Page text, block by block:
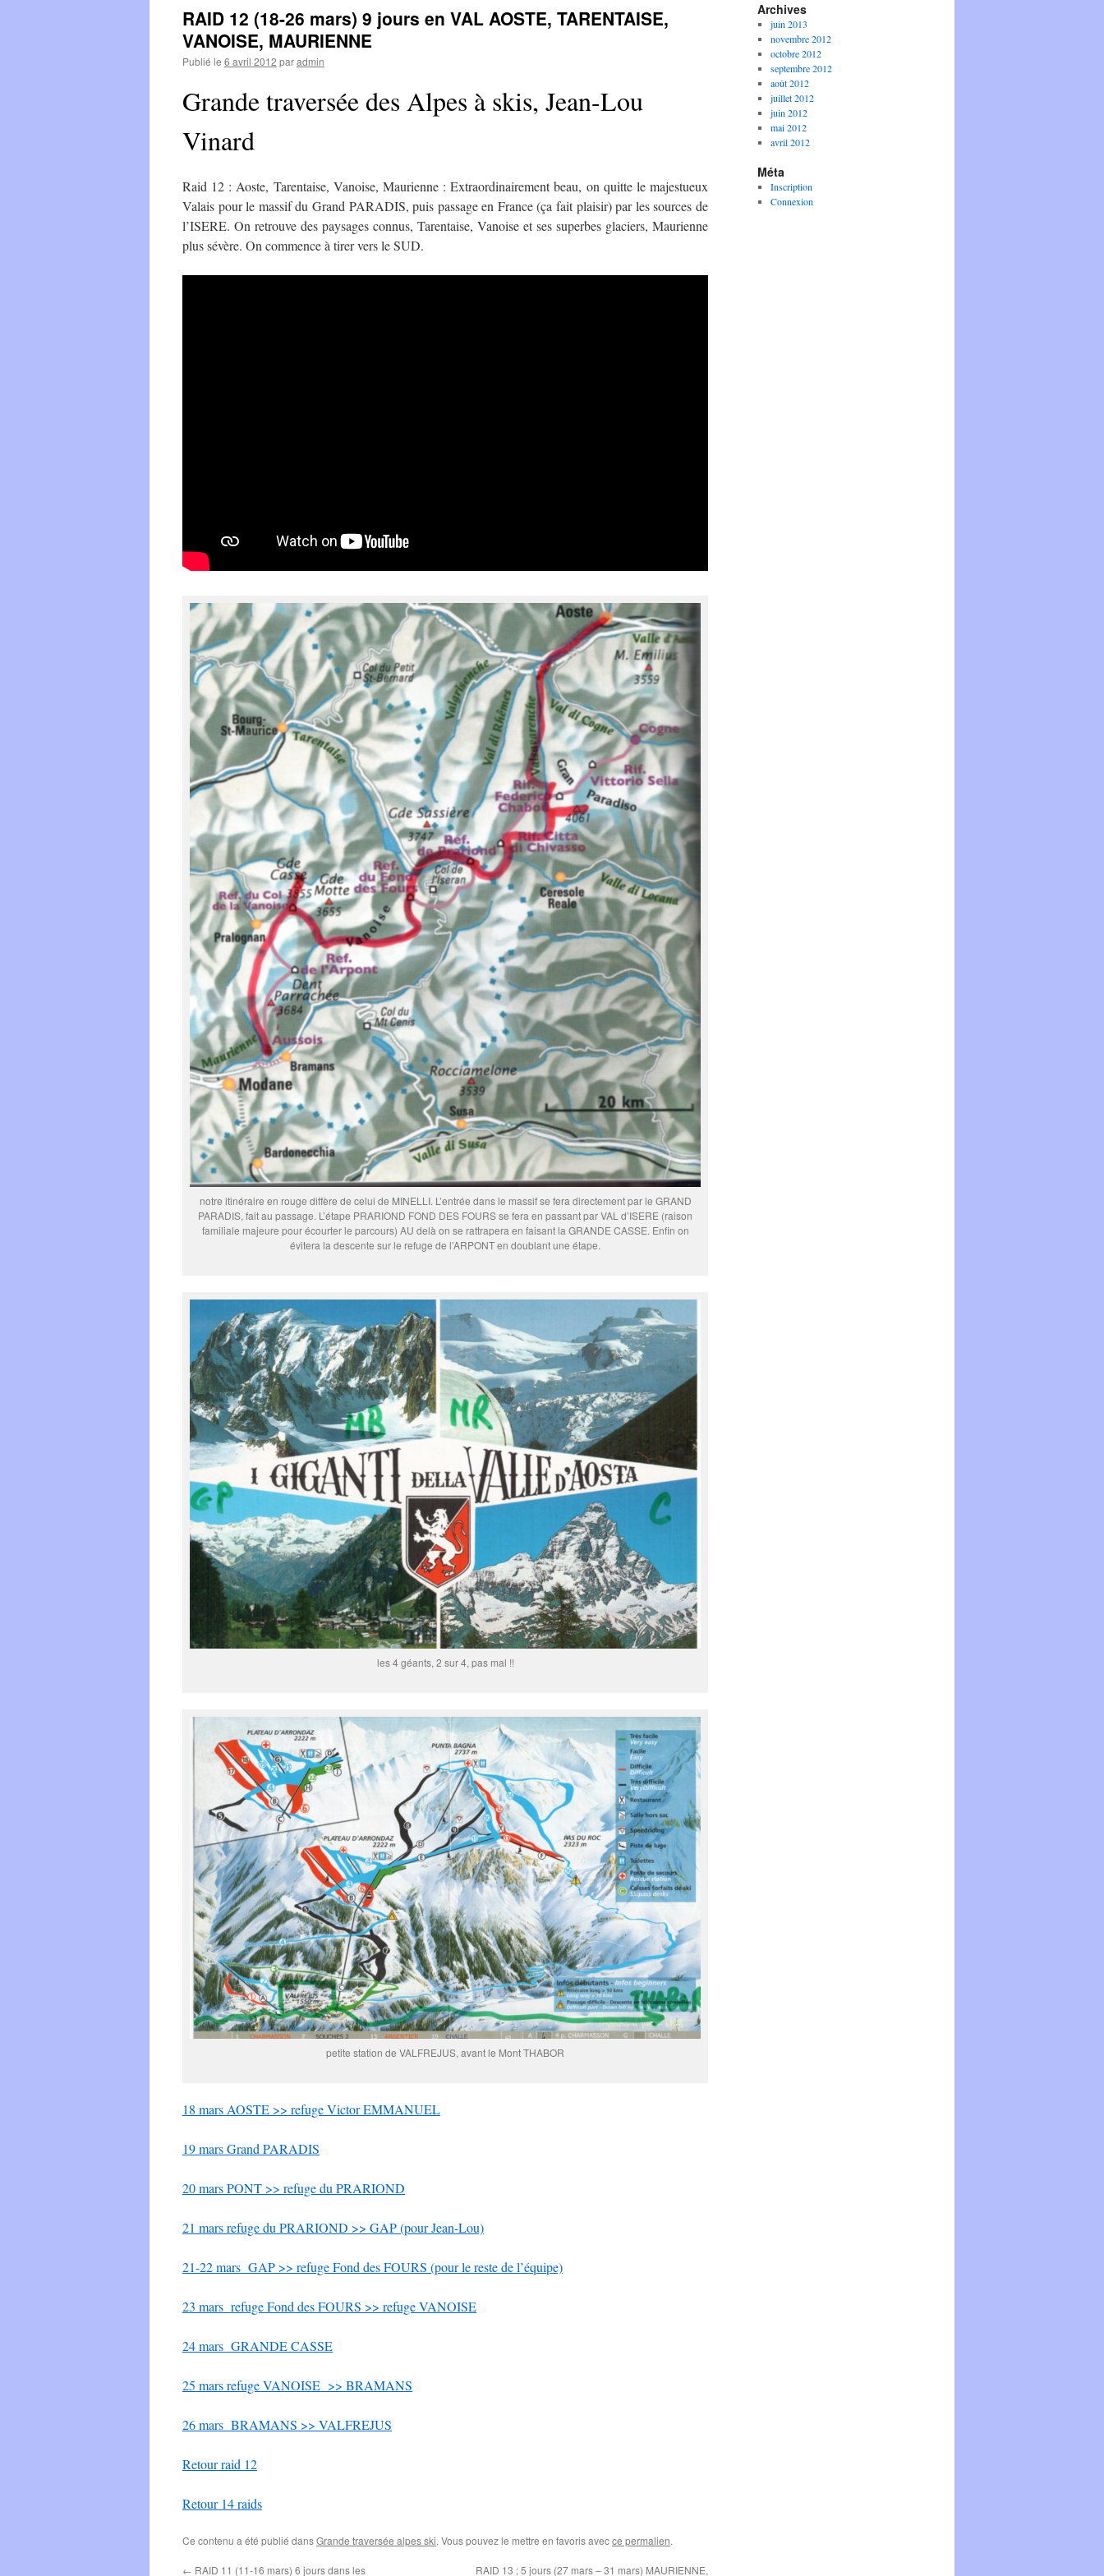
RAID 12 (18-26 mars) 9 jours en VAL AOSTE, TARENTAISE,
VANOISE, MAURIENNE
Publié le 6 avril 2012 paradmin
Grande traversée des Alpes à skis, Jean-Lou
Vinard
Raid 12 : Aoste, Tarentaise, Vanoise, Maurienne : Extraordinairement beau, on quitte le majestueux
Valais pour le massif du Grand PARADIS, puis passage en France (ça fait plaisir) par les sources de
l’ISERE. On retrouve des paysages connus, Tarentaise, Vanoise et ses superbes glaciers, Maurienne
plus sévère. On commence à tirer vers le SUD.
notre itinéraire en rouge diffère de celui de MINELLI. L’entrée dans le massif se fera directement par le GRAND
PARADIS, fait au passage. L’étape PRARIOND FOND DES FOURS se fera en passant par VAL d’ISERE (raison
familiale majeure pour écourter le parcours) AU delà on se rattrapera en faisant la GRANDE CASSE. Enfin on
évitera la descente sur le refuge de l’ARPONT en doublant une étape.
les 4 géants, 2 sur 4, pas mal !!
petite station de VALFREJUS, avant le Mont THABOR
18 mars AOSTE >> refuge Victor EMMANUEL
19 mars Grand PARADIS
20 mars PONT >> refuge du PRARIOND
21 mars refuge du PRARIOND >> GAP (pour Jean-Lou)
21-22 mars GAP >> refuge Fond des FOURS (pour le reste de l’équipe)
23 mars refuge Fond des FOURS >> refuge VANOISE
24 mars GRANDE CASSE
25 mars refuge VANOISE >> BRAMANS
26 mars BRAMANS >> VALFREJUS
Retour raid 12
Retour 14 raids
Ce contenu a été publié dansGrande traversée alpes ski. Vous pouvez le mettre en favoris avecce permalien.
← RAID 11 (11-16 mars) 6 jours dans les RAID 13 ; 5 jours (27 mars – 31 mars) MAURIENNE,
Archives
juin 2013
novembre 2012
octobre 2012
septembre 2012
août 2012
juillet 2012
juin 2012
mai 2012
avril 2012
Méta
Inscription
Connexion